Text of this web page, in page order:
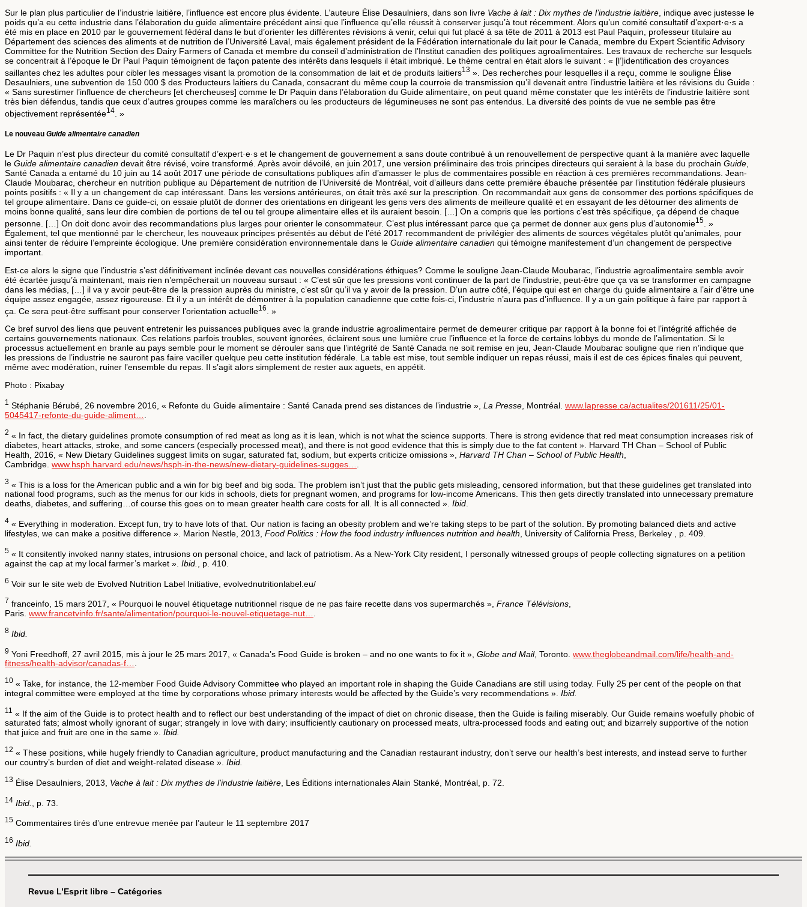
Sur le plan plus particulier de l’industrie laitière, l’influence est encore plus évidente. L’auteure Élise Desaulniers, dans son livre Vache à lait : Dix mythes de l’industrie laitière , indique avec justesse le
poids qu’a eu cette industrie dans l’élaboration du guide alimentaire précédent ainsi que l’influence qu’elle réussit à conserver jusqu’à tout récemment. Alors qu’un comité consultatif d’expert·e·s a
été mis en place en 2010 par le gouvernement fédéral dans le but d’orienter les différentes révisions à venir, celui qui fut placé à sa tête de 2011 à 2013 est Paul Paquin, professeur titulaire au
Département des sciences des aliments et de nutrition de l’Université Laval, mais également président de la Fédération internationale du lait pour le Canada, membre du Expert Scientific Advisory
Committee for the Nutrition Section des Dairy Farmers of Canada et membre du conseil d’administration de l’Institut canadien des politiques agroalimentaires. Les travaux de recherche sur lesquels
se concentrait à l’époque le Dr Paul Paquin témoignent de façon patente des intérêts dans lesquels il était imbriqué. Le thème central en était alors le suivant : « [l’]identification des croyances
saillantes chez les adultes pour cibler les messages visant la promotion de la consommation de lait et de produits laitiers13 ». Des recherches pour lesquelles il a reçu, comme le souligne Élise
Desaulniers, une subvention de 150 000 $ des Producteurs laitiers du Canada, consacrant du même coup la courroie de transmission qu’il devenait entre l’industrie laitière et les révisions du Guide :
« Sans surestimer l’influence de chercheurs [et chercheuses] comme le Dr Paquin dans l’élaboration du Guide alimentaire, on peut quand même constater que les intérêts de l’industrie laitière sont
très bien défendus, tandis que ceux d’autres groupes comme les maraîchers ou les producteurs de légumineuses ne sont pas entendus. La diversité des points de vue ne semble pas être
objectivement représentée14 . »
Le nouveau Guide alimentaire canadien
Le Dr Paquin n’est plus directeur du comité consultatif d’expert·e·s et le changement de gouvernement a sans doute contribué à un renouvellement de perspective quant à la manière avec laquelle
le Guide alimentaire canadien devait être révisé, voire transformé. Après avoir dévoilé, en juin 2017, une version préliminaire des trois principes directeurs qui seraient à la base du prochain Guide
Santé Canada a entamé du 10 juin au 14 août 2017 une période de consultations publiques afin d’amasser le plus de commentaires possible en réaction à ces premières recommandations. Jean-
Claude Moubarac, chercheur en nutrition publique au Département de nutrition de l’Université de Montréal, voit d’ailleurs dans cette première ébauche présentée par l’institution fédérale plusieurs
points positifs : « Il y a un changement de cap intéressant. Dans les versions antérieures, on était très axé sur la prescription. On recommandait aux gens de consommer des portions spécifiques de
tel groupe alimentaire. Dans ce guide-ci, on essaie plutôt de donner des orientations en dirigeant les gens vers des aliments de meilleure qualité et en essayant de les détourner des aliments de
moins bonne qualité, sans leur dire combien de portions de tel ou tel groupe alimentaire elles et ils auraient besoin. […] On a compris que les portions c’est très spécifique, ça dépend de chaque
personne. […] On doit donc avoir des recommandations plus larges pour orienter le consommateur. C’est plus intéressant parce que ça permet de donner aux gens plus d’autonomie15
. »
Également, tel que mentionné par le chercheur, les nouveaux principes présentés au début de l’été 2017 recommandent de privilégier des aliments de sources végétales plutôt qu’animales, pour
ainsi tenter de réduire l’empreinte écologique. Une première considération environnementale dans le Guide alimentaire canadien qui témoigne manifestement d’un changement de perspective
important.
Est-ce alors le signe que l’industrie s’est définitivement inclinée devant ces nouvelles considérations éthiques? Comme le souligne Jean-Claude Moubarac, l’industrie agroalimentaire semble avoir
été écartée jusqu’à maintenant, mais rien n’empêcherait un nouveau sursaut : « C’est sûr que les pressions vont continuer de la part de l’industrie, peut-être que ça va se transformer en campagne
dans les médias, […] il va y avoir peut-être de la pression auprès du ministre, c’est sûr qu’il va y avoir de la pression. D’un autre côté, l’équipe qui est en charge du guide alimentaire a l’air d’être une
équipe assez engagée, assez rigoureuse. Et il y a un intérêt de démontrer à la population canadienne que cette fois-ci, l’industrie n’aura pas d’influence. Il y a un gain politique à faire par rapport à
ça. Ce sera peut-être suffisant pour conserver l’orientation actuelle16
. »
Ce bref survol des liens que peuvent entretenir les puissances publiques avec la grande industrie agroalimentaire permet de demeurer critique par rapport à la bonne foi et l’intégrité affichée de
certains gouvernements nationaux. Ces relations parfois troubles, souvent ignorées, éclairent sous une lumière crue l’influence et la force de certains lobbys du monde de l’alimentation. Si le
processus actuellement en branle au pays semble pour le moment se dérouler sans que l’intégrité de Santé Canada ne soit remise en jeu, Jean-Claude Moubarac souligne que rien n’indique que
les pressions de l’industrie ne sauront pas faire vaciller quelque peu cette institution fédérale. La table est mise, tout semble indiquer un repas réussi, mais il est de ces épices finales qui peuvent,
même avec modération, ruiner l’ensemble du repas. Il s’agit alors simplement de rester aux aguets, en appétit.
Photo : Pixabay
1 Stéphanie Bérubé, 26 novembre 2016, « Refonte du Guide alimentaire : Santé Canada prend ses distances de l’industrie », La Presse , Montréal. www.lapresse.ca/actualites/201611/25/01-
5045417-refonte-du-guide-aliment…
2 « In fact, the dietary guidelines promote consumption of red meat as long as it is lean, which is not what the science supports. There is strong evidence that red meat consumption increases risk of
diabetes, heart attacks, stroke, and some cancers (especially processed meat), and there is not good evidence that this is simply due to the fat content ». Harvard TH Chan – School of Public
Health, 2016, « New Dietary Guidelines suggest limits on sugar, saturated fat, sodium, but experts criticize omissions », Harvard TH Chan – School of Public Health
Cambridge. www.hsph.harvard.edu/news/hsph-in-the-news/new-dietary-guidelines-sugges…
3 « This is a loss for the American public and a win for big beef and big soda. The problem isn’t just that the public gets misleading, censored information, but that these guidelines get translated into
national food programs, such as the menus for our kids in schools, diets for pregnant women, and programs for low-income Americans. This then gets directly translated into unnecessary premature
deaths, diabetes, and suffering…of course this goes on to mean greater health care costs for all. It is all connected ». Ibid.
4 « Everything in moderation. Except fun, try to have lots of that. Our nation is facing an obesity problem and we’re taking steps to be part of the solution. By promoting balanced diets and active
lifestyles, we can make a positive difference ». Marion Nestle, 2013, Food Politics : How the food industry influences nutrition and health , University of California Press, Berkeley , p. 409.
5 « It consitently invoked nanny states, intrusions on personal choice, and lack of patriotism. As a New-York City resident, I personally witnessed groups of people collecting signatures on a petition
against the cap at my local farmer’s market ». Ibid. , p. 410.
6 Voir sur le site web de Evolved Nutrition Label Initiative, evolvednutritionlabel.eu/
7 franceinfo, 15 mars 2017, « Pourquoi le nouvel étiquetage nutritionnel risque de ne pas faire recette dans vos supermarchés », France Télévisions
Paris. www.francetvinfo.fr/sante/alimentation/pourquoi-le-nouvel-etiquetage-nut…
8 Ibid.
9 Yoni Freedhoff, 27 avril 2015, mis à jour le 25 mars 2017, « Canada’s Food Guide is broken – and no one wants to fix it », Globe and Mail, Toronto. www.theglobeandmail.com/life/health-and-
fitness/health-advisor/canadas-f…
10 « Take, for instance, the 12-member Food Guide Advisory Committee who played an important role in shaping the Guide Canadians are still using today. Fully 25 per cent of the people on that
integral committee were employed at the time by corporations whose primary interests would be affected by the Guide’s very recommendations ». Ibid.
11 « If the aim of the Guide is to protect health and to reflect our best understanding of the impact of diet on chronic disease, then the Guide is failing miserably. Our Guide remains woefully phobic of
saturated fats; almost wholly ignorant of sugar; strangely in love with dairy; insufficiently cautionary on processed meats, ultra-processed foods and eating out; and bizarrely supportive of the notion
that juice and fruit are one in the same ». Ibid.
12 « These positions, while hugely friendly to Canadian agriculture, product manufacturing and the Canadian restaurant industry, don’t serve our health’s best interests, and instead serve to further
our country’s burden of diet and weight-related disease ». Ibid.
13 Élise Desaulniers, 2013, Vache à lait : Dix mythes de l’industrie laitière , Les Éditions internationales Alain Stanké, Montréal, p. 72.
14 Ibid. , p. 73.
15 Commentaires tirés d’une entrevue menée par l’auteur le 11 septembre 2017
16 Ibid.
Revue L’Esprit libre – Catégories